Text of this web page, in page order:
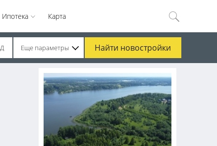
Ипотека Карта
Еще параметры Найти новостройки